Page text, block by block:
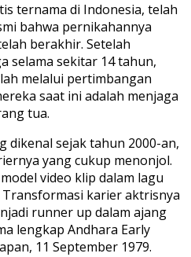
ternama di Indonesia, telah
bahwa pernikahannya
berakhir. Setelah
selama sekitar 14 tahun,
melalui pertimbangan
saat ini adalah menjaga
tua.
dikenal sejak tahun 2000-an,
yang cukup menonjol.
video klip dalam lagu
Transformasi karier aktrisnya
runner up dalam ajang
lengkap Andhara Early
11 September 1979.